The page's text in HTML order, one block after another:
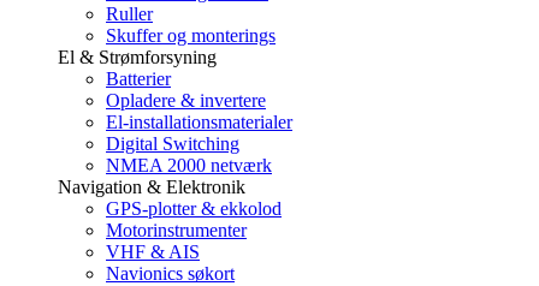
Ruller
Skuffer og monterings
El & Strømforsyning
Batterier
Opladere & invertere
El-installationsmaterialer
Digital Switching
NMEA 2000 netværk
Navigation & Elektronik
GPS-plotter & ekkolod
Motorinstrumenter
VHF & AIS
Navionics søkort